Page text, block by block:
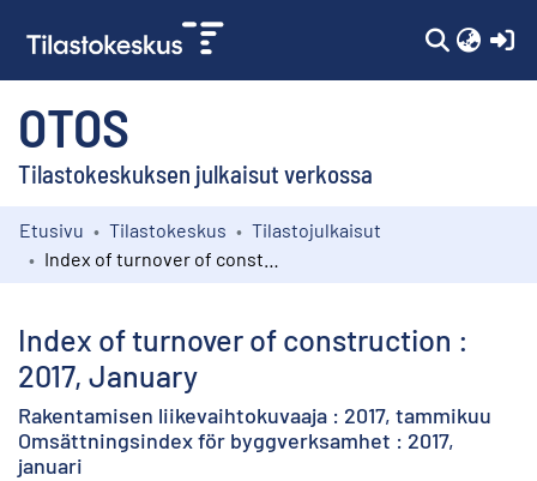
OTOS
Tilastokeskuksen julkaisut verkossa
Kokoelmat
Etusivu Tilastokeskus
Tilastojulkaisut
Index of turnover of construction :
2017, January
Rakentamisen liikevaihtokuvaaja : 2017, tammikuu
Omsättningsindex för byggverksamhet : 2017,
januari